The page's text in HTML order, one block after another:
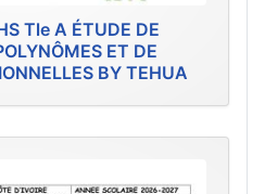
Tle A ÉTUDE DE
ET DE
BY TEHUA